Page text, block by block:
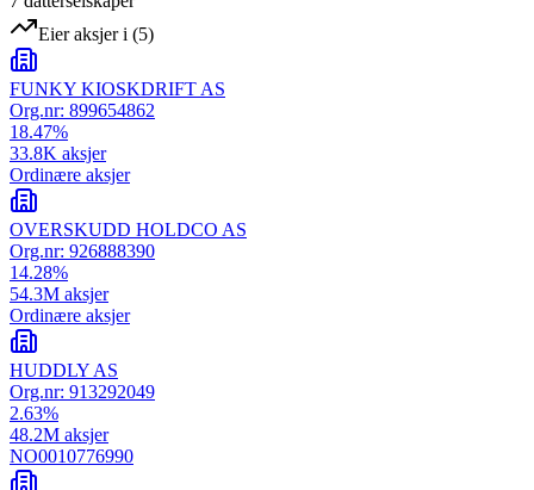
Eier aksjer i (5)
FUNKY KIOSKDRIFT AS
Org.nr: 899654862
18.47%
33.8K aksjer
Ordinære aksjer
OVERSKUDD HOLDCO AS
Org.nr: 926888390
14.28%
54.3M aksjer
Ordinære aksjer
HUDDLY AS
Org.nr: 913292049
2.63%
48.2M aksjer
NO0010776990